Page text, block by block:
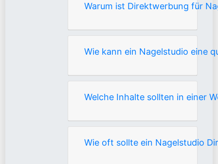
Warum ist Direktwerbung für
Wie kann ein Nagelstudio eine
Welche Inhalte sollten in einer
Wie oft sollte ein Nagelstudio